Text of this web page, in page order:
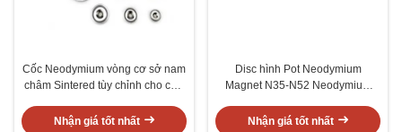
Cốc Neodymium vòng cơ sở nam
châm Sintered tùy chỉnh cho cứu
Nhận giá tốt nhất
Disc hình Pot Neodymium
Magnet N35-N52 Neodymium
Nhận giá tốt nhất